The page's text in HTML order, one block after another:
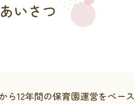
いさつ
ら12年間の保育園運営をベー